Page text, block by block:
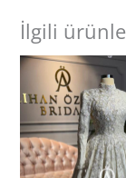
İlgili